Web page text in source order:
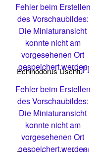
Fehler beim Erstellen
des Vorschaubildes:
Die Miniaturansicht
konnte nicht am
vorgesehenen Ort
gespeichert werden
Echinodorus Uschtu[2]
Fehler beim Erstellen
des Vorschaubildes:
Die Miniaturansicht
konnte nicht am
vorgesehenen Ort
gespeichert werden